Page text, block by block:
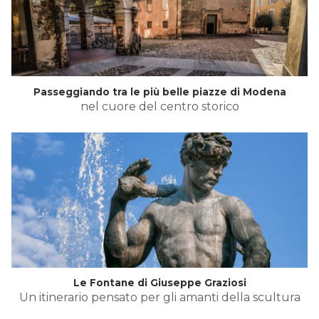
Passeggiando tra le più belle piazze di Modena
nel cuore del centro storico
Le Fontane di Giuseppe Graziosi
Un itinerario pensato per gli amanti della scultura